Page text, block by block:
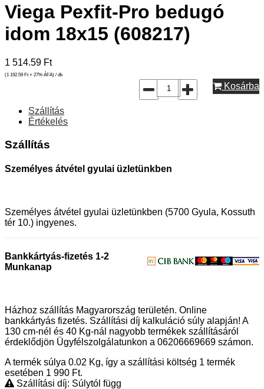
Viega Pexfit-Pro bedugó
idom 18x15 (608217)
1 514.59 Ft
(1 192.59 Ft + 27% ÁFA) / db
Kosárba
Szállítás
Értékelés
Szállítás
Személyes átvétel gyulai üzletünkben
Személyes átvétel gyulai üzletünkben (5700 Gyula, Kossuth
tér 10.) ingyenes.
Bankkártyás-fizetés 1-2
Munkanap
Házhoz szállítás Magyarország területén. Online
bankkártyás fizetés. Szállítási díj kalkuláció súly alapján! A
130 cm-nél és 40 Kg-nál nagyobb termékek szállításáról
érdeklődjön Ügyfélszolgálatunkon a 06206669669 számon.
A termék súlya 0.02 Kg, így a szállítási költség 1 termék
esetében 1 990 Ft.
Szállítási díj: Súlytól függ